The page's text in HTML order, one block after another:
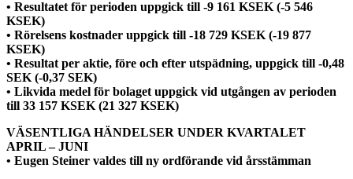
• Resultatet för perioden uppgick till -9 161 KSEK (-5 546
KSEK)
• Rörelsens kostnader uppgick till -18 729 KSEK (-19 877
KSEK)
• Resultat per aktie, före och efter utspädning, uppgick till -0,48
SEK (-0,37 SEK)
• Likvida medel för bolaget uppgick vid utgången av perioden
till 33 157 KSEK (21 327 KSEK)
VÄSENTLIGA HÄNDELSER UNDER KVARTALET
APRIL – JUNI
• Eugen Steiner valdes till ny ordförande vid årsstämman